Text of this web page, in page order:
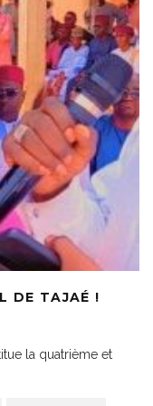
DE TAJAÉ !
la quatrième et